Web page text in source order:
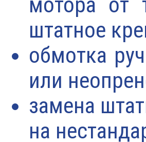
штатное
обмотка
или
замена
на